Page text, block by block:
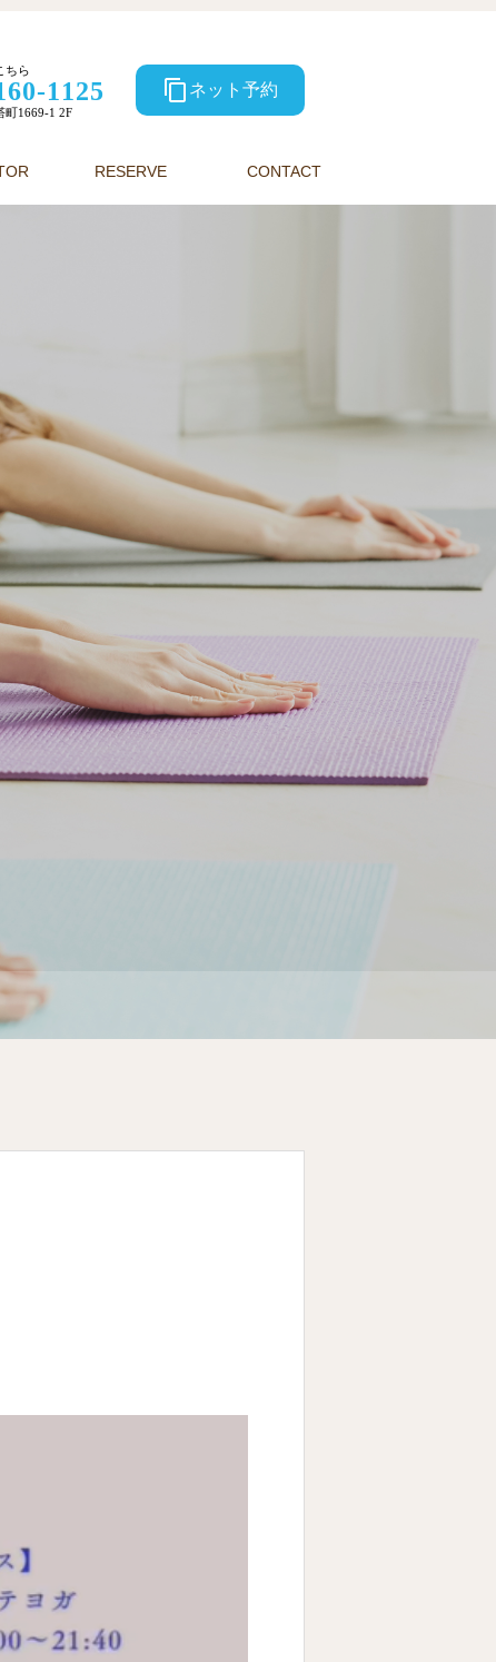
ちら
1125
町1669-1 2F
content_copy ネット予約
RESERVE CONTACT